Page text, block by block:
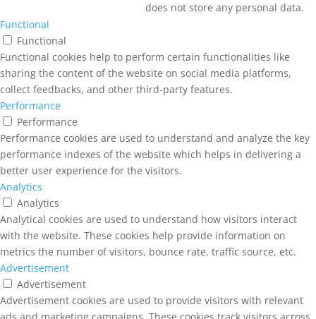
does not store any personal data.
Functional
Functional
Functional cookies help to perform certain functionalities like
sharing the content of the website on social media platforms,
collect feedbacks, and other third-party features.
Performance
Performance
Performance cookies are used to understand and analyze the key
performance indexes of the website which helps in delivering a
better user experience for the visitors.
Analytics
Analytics
Analytical cookies are used to understand how visitors interact
with the website. These cookies help provide information on
metrics the number of visitors, bounce rate, traffic source, etc.
Advertisement
Advertisement
Advertisement cookies are used to provide visitors with relevant